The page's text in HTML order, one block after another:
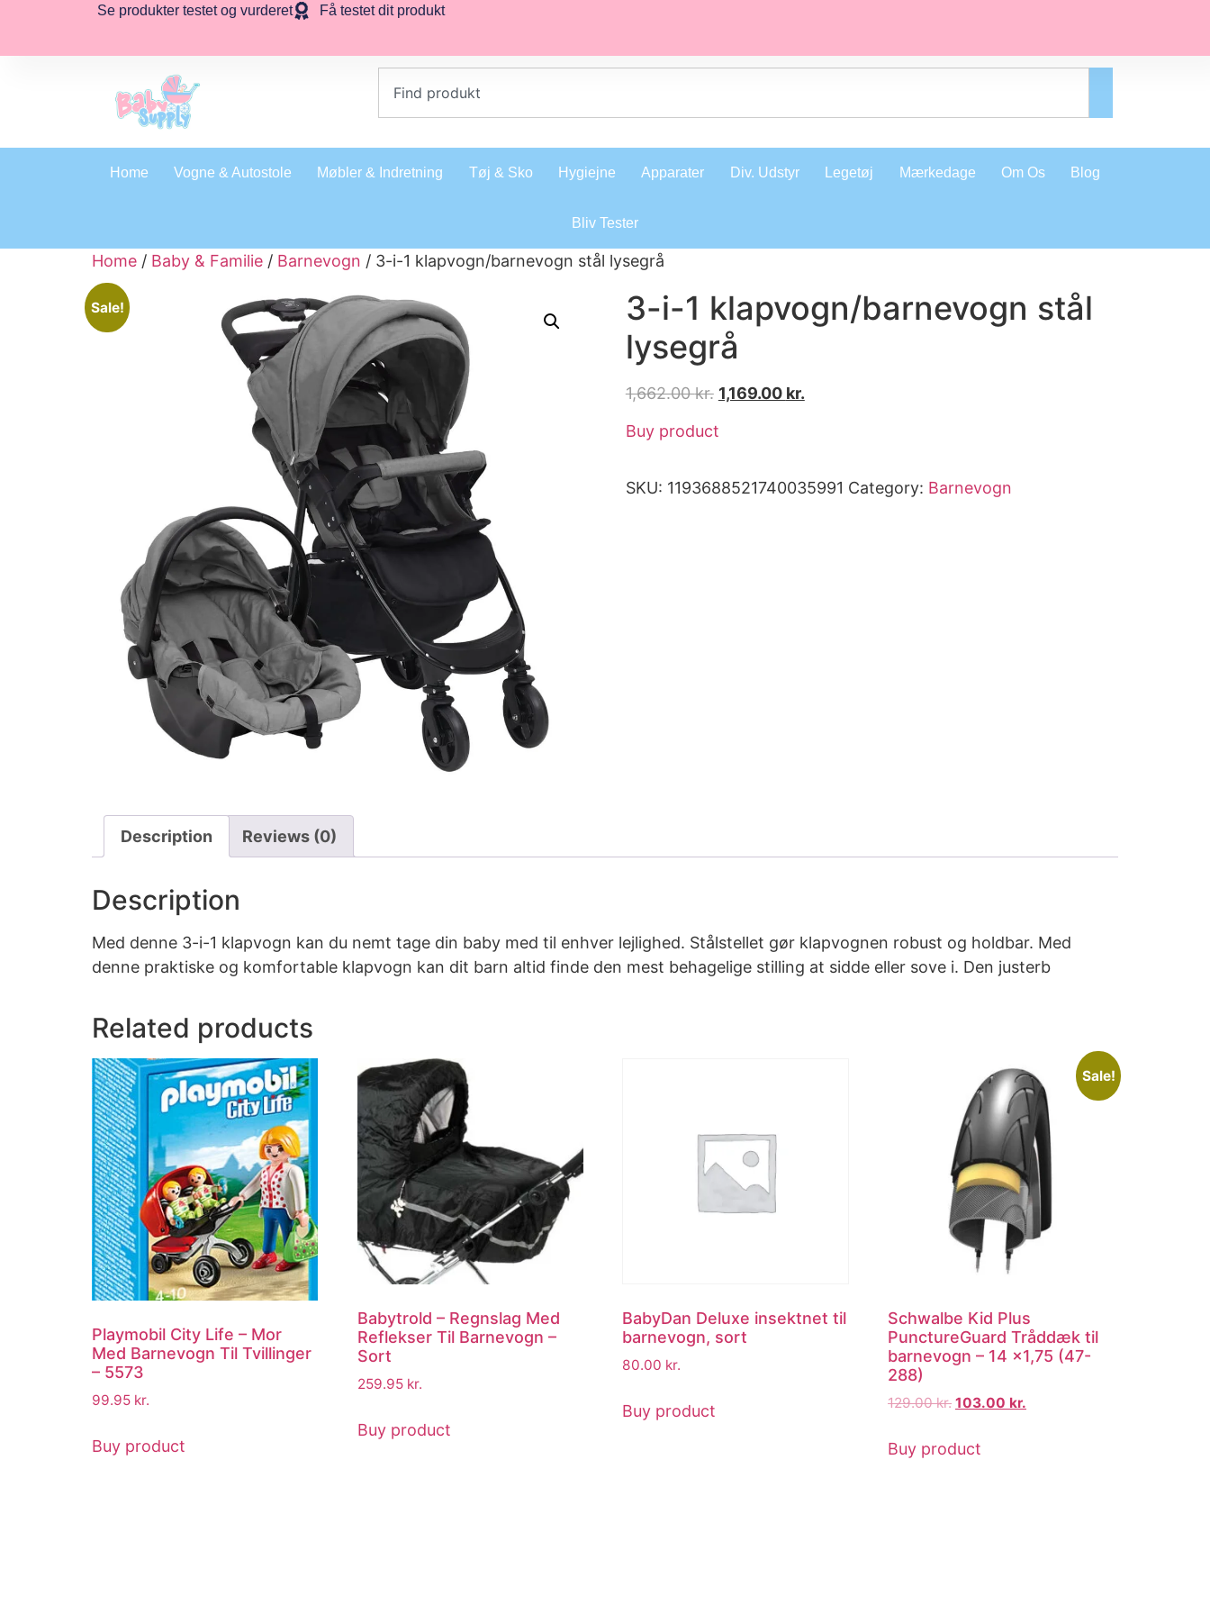
Se produkter testet og vurderet Få testet dit produkt
Home Vogne & Autostole Møbler & Indretning Tøj & Sko Hygiejne Apparater Div. Udstyr Legetøj Mærkedage Om Os Blog
Bliv Tester
Home / Baby & Familie / Barnevogn / 3-i-1 klapvogn/barnevogn stål lysegrå
Sale!
3-i-1 klapvogn/barnevogn stål
lysegrå
1,662.00kr. 1,169.00 kr.
Buy product
SKU: 1193688521740035991 Category: Barnevogn
Description Reviews (0)
Description
Med denne 3-i-1 klapvogn kan du nemt tage din baby med til enhver lejlighed. Stålstellet gør klapvognen robust og holdbar. Med
denne praktiske og komfortable klapvogn kan dit barn altid finde den mest behagelige stilling at sidde eller sove i. Den justerb
Related products
Playmobil City Life – Mor
Med Barnevogn Til Tvillinger
– 5573
99.95 kr.
Buy product
Babytrold – Regnslag Med
Reflekser Til Barnevogn –
Sort
259.95 kr.
Buy product
BabyDan Deluxe insektnet til
barnevogn, sort
80.00 kr.
Buy product
Sale!
Schwalbe Kid Plus
PunctureGuard Tråddæk til
barnevogn – 14 x1,75 (47-
288)
129.00kr. 103.00 kr.
Buy product